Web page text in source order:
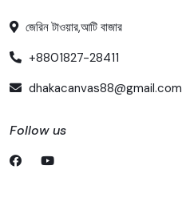
জেরিন টাওয়ার,আটি বাজার
+8801827-28411
dhakacanvas88@gmail.com
Follow us